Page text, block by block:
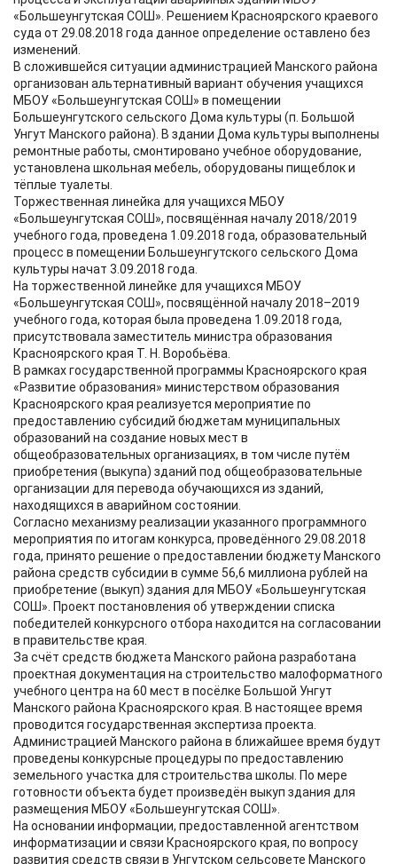
«Большеунгутская СОШ». Решением Красноярского краевого
суда от 29.08.2018 года данное определение оставлено без
изменений.
В сложившейся ситуации администрацией Манского района
организован альтернативный вариант обучения учащихся
МБОУ «Большеунгутская СОШ» в помещении
Большеунгутского сельского Дома культуры (п. Большой
Унгут Манского района). В здании Дома культуры выполнены
ремонтные работы, смонтировано учебное оборудование,
установлена школьная мебель, оборудованы пищеблок и
тёплые туалеты.
Торжественная линейка для учащихся МБОУ
«Большеунгутская СОШ», посвящённая началу 2018/2019
учебного года, проведена 1.09.2018 года, образовательный
процесс в помещении Большеунгутского сельского Дома
культуры начат 3.09.2018 года.
На торжественной линейке для учащихся МБОУ
«Большеунгутская СОШ», посвящённой началу 2018–2019
учебного года, которая была проведена 1.09.2018 года,
присутствовала заместитель министра образования
Красноярского края Т. Н. Воробьёва.
В рамках государственной программы Красноярского края
«Развитие образования» министерством образования
Красноярского края реализуется мероприятие по
предоставлению субсидий бюджетам муниципальных
образований на создание новых мест в
общеобразовательных организациях, в том числе путём
приобретения (выкупа) зданий под общеобразовательные
организации для перевода обучающихся из зданий,
находящихся в аварийном состоянии.
Согласно механизму реализации указанного программного
мероприятия по итогам конкурса, проведённого 29.08.2018
года, принято решение о предоставлении бюджету Манского
района средств субсидии в сумме 56,6 миллиона рублей на
приобретение (выкуп) здания для МБОУ «Большеунгутская
СОШ». Проект постановления об утверждении списка
победителей конкурсного отбора находится на согласовании
в правительстве края.
За счёт средств бюджета Манского района разработана
проектная документация на строительство малоформатного
учебного центра на 60 мест в посёлке Большой Унгут
Манского района Красноярского края. В настоящее время
проводится государственная экспертиза проекта.
Администрацией Манского района в ближайшее время будут
проведены конкурсные процедуры по предоставлению
земельного участка для строительства школы. По мере
готовности объекта будет произведён выкуп здания для
размещения МБОУ «Большеунгутская СОШ».
На основании информации, предоставленной агентством
информатизации и связи Красноярского края, по вопросу
развития средств связи в Унгутском сельсовете Манского